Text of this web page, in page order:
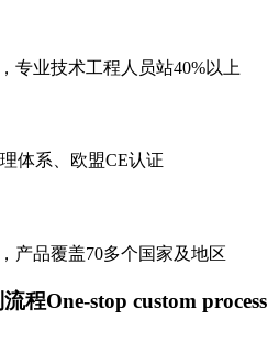
专业技术工程人员站40%以上
体系、欧盟CE认证
产品覆盖70多个国家及地区
流程One-stop custom process